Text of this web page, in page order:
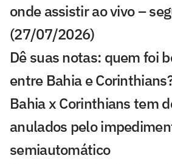
onde assistir ao vivo –
(27/07/2026)
Dê suas notas: quem foi
entre Bahia e
Bahia x Corinthians tem
anulados pelo
semiautomático